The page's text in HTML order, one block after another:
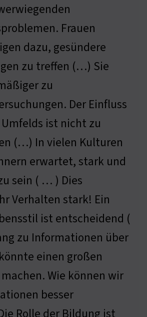
Frauen
dazu, gesündere
zu treffen (…) Sie
zu
Der Einfluss
ist nicht zu
(…) In vielen Kulturen
erwartet, stark und
sein ( … ) Dies
Verhalten stark! Ein
ist entscheidend (
zu Informationen über
einen großen
Wie können wir
besser